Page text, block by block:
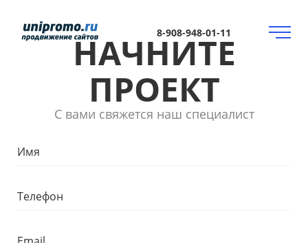
8-908-948-01-11
НАЧНИТЕ
ПРОЕКТ
С вами свяжется наш специалист